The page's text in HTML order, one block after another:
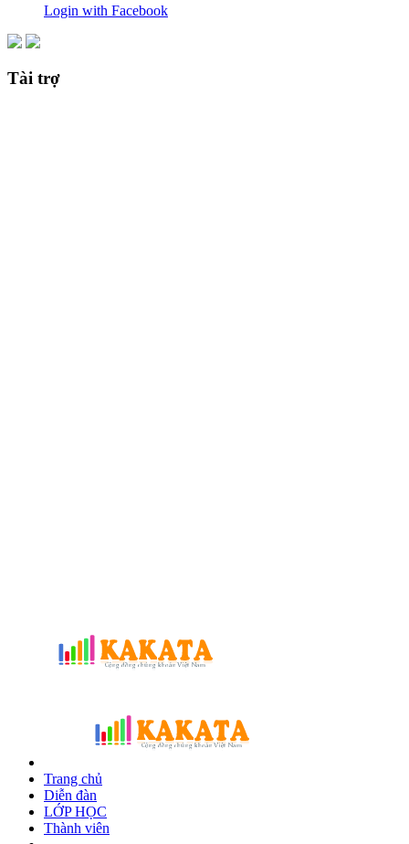
Login with Facebook
Tài trợ
Trang chủ
Diễn đàn
LỚP HỌC
Thành viên